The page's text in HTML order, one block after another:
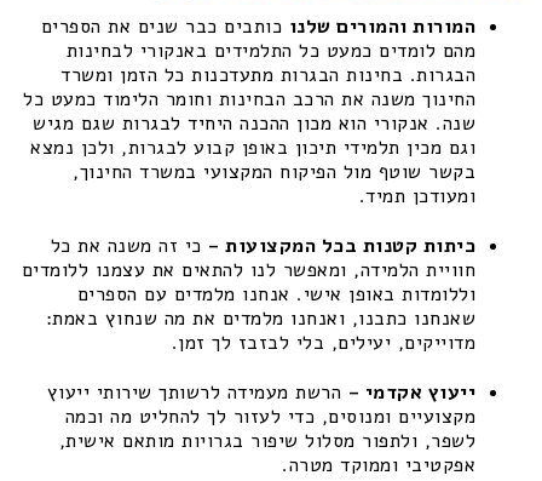
המורות והמורים שלנו כותבים כבר שנים את הספרים
מהם לומדים כמעט כל התלמידים באנקורי לבחינות
הבגרות. בחינות הבגרות מתעדכנות כל הזמן ומשרד
החינוך משנה את הרכב הבחינות וחומר הלימוד כמעט כל
שנה. אנקורי הוא מכון ההכנה היחיד לבגרות שגם מגיש
וגם מכין תלמידי תיכון באופן קבוע לבגרות, ולכן נמצא
בקשר שוטף מול הפיקוח המקצועי במשרד החינוך,
ומעודכן תמיד.
כיתות קטנות בכל המקצועות – כי זה משנה את כל
חוויית הלמידה, ומאפשר לנו להתאים את עצמנו ללומדים
וללומדות באופן אישי. אנחנו מלמדים עם הספרים
שאנחנו כתבנו, ואנחנו מלמדים את מה שנחוץ באמת:
מדוייקים, יעילים, בלי לבזבז לך זמן.
ייעוץ אקדמי – הרשת מעמידה לרשותך שירותי ייעוץ
מקצועיים ומנוסים, כדי לעזור לך להחליט מה וכמה
לשפר, ולתפור מסלול שיפור בגרויות מותאם אישית,
אפקטיבי וממוקד מטרה.